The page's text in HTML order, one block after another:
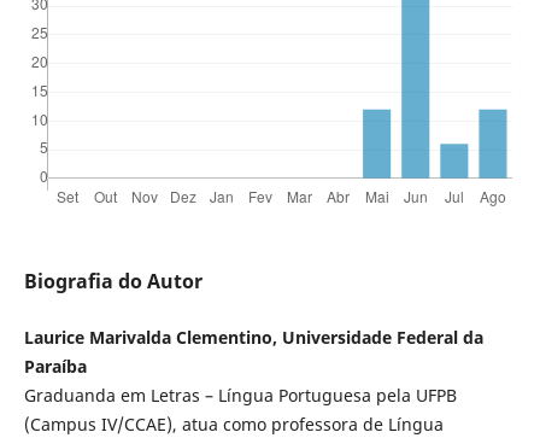
Biografia do Autor
Laurice Marivalda Clementino, Universidade Federal da
Paraíba
Graduanda em Letras – Língua Portuguesa pela UFPB
(Campus IV/CCAE), atua como professora de Língua